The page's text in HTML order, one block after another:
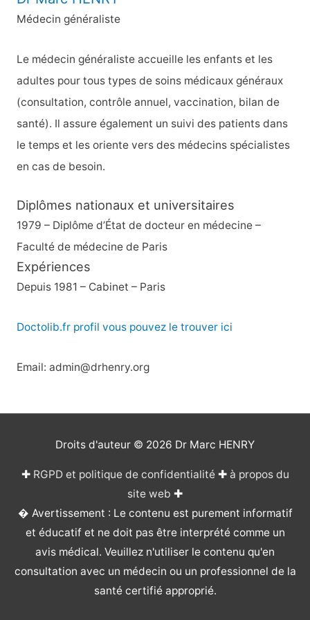
Médecin généraliste
Le médecin généraliste accueille les enfants et les
adultes pour tous types de soins médicaux généraux
(consultation, contrôle annuel, vaccination, bilan de
santé). Il assure également un suivi des patients dans
le temps et les oriente vers des médecins spécialistes
en cas de besoin.
Diplômes nationaux et universitaires
1979 – Diplôme d’État de docteur en médecine –
Faculté de médecine de Paris
Expériences
Depuis 1981 – Cabinet – Paris
Doctolib.fr profil vous pouvez le trouver ici
Email: admin@drhenry.org
Droits d'auteur © 2026 Dr Marc HENRY
✚ RGPD et politique de confidentialité✚ à propos du
site web ✚
� Avertissement : Le contenu est purement informatif
et éducatif et ne doit pas être interprété comme un
avis médical. Veuillez n'utiliser le contenu qu'en
consultation avec un médecin ou un professionnel de la
santé certifié approprié.